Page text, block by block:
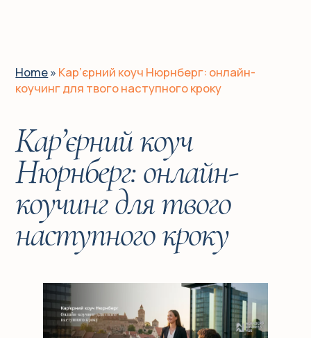
Для кого?
Історії клієнтів
Про мене
Послуги
Home» Кар’єрний коуч Нюрнберг: онлайн-
коучинг для твого наступного кроку
Кар’єрний коуч
Нюрнберг: онлайн-
коучинг для твого
наступного кроку